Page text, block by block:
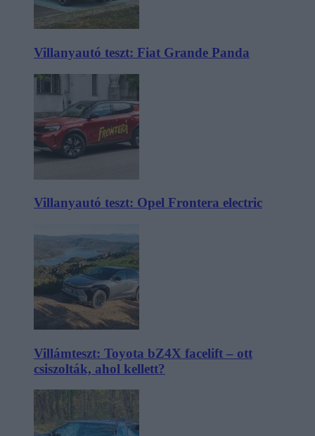
Villanyautó teszt: Fiat Grande Panda
Villanyautó teszt: Opel Frontera electric
Villámteszt: Toyota bZ4X facelift – ott
csiszolták, ahol kellett?